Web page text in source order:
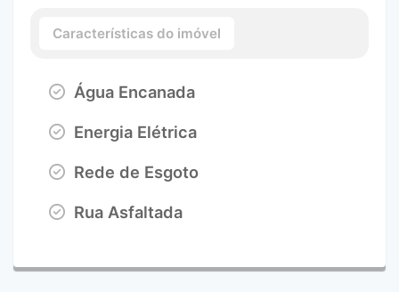
Características do imóvel
Água Encanada
Energia Elétrica
Rede de Esgoto
Rua Asfaltada